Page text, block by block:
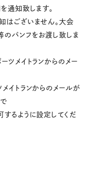
通知致します。
はございません。大会
のパンフをお渡し致しま
ツメイトランからのメー
イトランからのメールが
るように設定してくだ